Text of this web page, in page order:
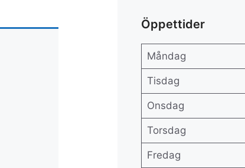
Öppettider
Måndag
Tisdag
Onsdag
Torsdag
Fredag